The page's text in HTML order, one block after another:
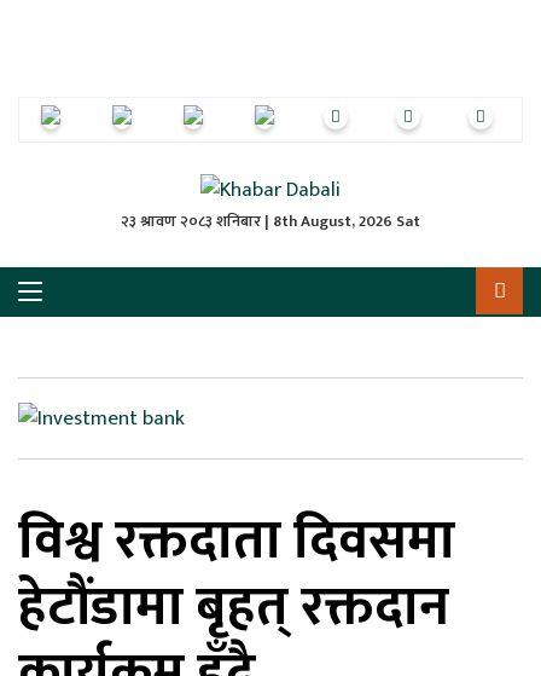
२३ श्रावण २०८३ शनिबार | 8th August, 2026 Sat
विश्व रक्तदाता दिवसमा
हेटौंडामा बृहत् रक्तदान